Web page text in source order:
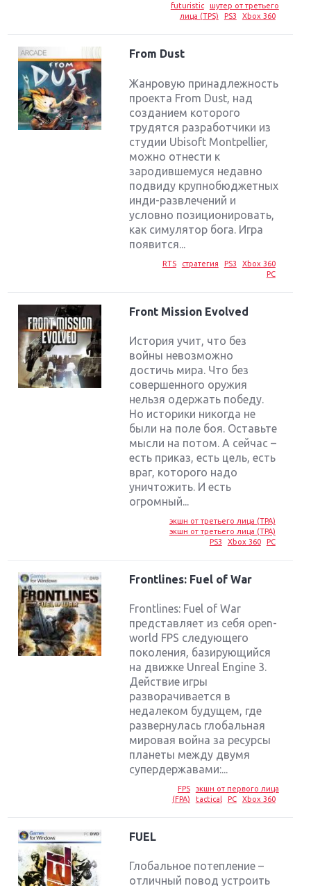
futuristic
шутер от третьего
лица (TPS)
PS3 Xbox 360
From Dust
Жанровую принадлежность
проекта From Dust, над
созданием которого
трудятся разработчики из
студии Ubisoft Montpellier,
можно отнести к
зародившемуся недавно
подвиду крупнобюджетных
инди-развлечений и
условно позиционировать,
как симулятор бога. Игра
появится...
RTS стратегия PS3
Xbox 360
PC
Front Mission Evolved
История учит, что без
войны невозможно
достичь мира. Что без
совершенного оружия
нельзя одержать победу.
Но историки никогда не
были на поле боя. Оставьте
мысли на потом. А сейчас –
есть приказ, есть цель, есть
враг, которого надо
уничтожить. И есть
огромный...
экшн от третьего лица (TPA)
экшн от третьего лица (TPA)
PS3
Xbox 360 PC
Frontlines: Fuel of War
Frontlines: Fuel of War
представляет из себя open-
world FPS следующего
поколения, базирующийся
на движке Unreal Engine 3.
Действие игры
разворачивается в
недалеком будущем, где
развернулась глобальная
мировая война за ресурсы
планеты между двумя
супердержавами:...
FPS
экшн от первого лица
(FPA)
tactical PC Xbox 360
FUEL
Глобальное потепление –
отличный повод устроить